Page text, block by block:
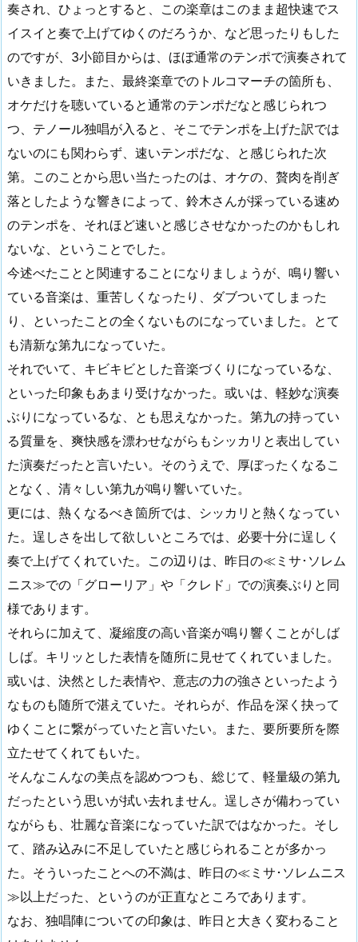
奏され、ひょっとすると、この楽章はこのまま超快速でス
イスイと奏で上げてゆくのだろうか、など思ったりもした
のですが、3小節目からは、ほぼ通常のテンポで演奏されて
いきました。また、最終楽章でのトルコマーチの箇所も、
オケだけを聴いていると通常のテンポだなと感じられつ
つ、テノール独唱が入ると、そこでテンポを上げた訳では
ないのにも関わらず、速いテンポだな、と感じられた次
第。このことから思い当たったのは、オケの、贅肉を削ぎ
落としたような響きによって、鈴木さんが採っている速め
のテンポを、それほど速いと感じさせなかったのかもしれ
ないな、ということでした。
今述べたことと関連することになりましょうが、鳴り響い
ている音楽は、重苦しくなったり、ダブついてしまった
り、といったことの全くないものになっていました。とて
も清新な第九になっていた。
それでいて、キビキビとした音楽づくりになっているな、
といった印象もあまり受けなかった。或いは、軽妙な演奏
ぶりになっているな、とも思えなかった。第九の持ってい
る質量を、爽快感を漂わせながらもシッカリと表出してい
た演奏だったと言いたい。そのうえで、厚ぼったくなるこ
となく、清々しい第九が鳴り響いていた。
更には、熱くなるべき箇所では、シッカリと熱くなってい
た。逞しさを出して欲しいところでは、必要十分に逞しく
奏で上げてくれていた。この辺りは、昨日の≪ミサ･ソレム
ニス≫での「グローリア」や「クレド」での演奏ぶりと同
様であります。
それらに加えて、凝縮度の高い音楽が鳴り響くことがしば
しば。キリッとした表情を随所に見せてくれていました。
或いは、決然とした表情や、意志の力の強さといったよう
なものも随所で湛えていた。それらが、作品を深く抉って
ゆくことに繋がっていたと言いたい。また、要所要所を際
立たせてくれてもいた。
そんなこんなの美点を認めつつも、総じて、軽量級の第九
だったという思いが拭い去れません。逞しさが備わってい
ながらも、壮麗な音楽になっていた訳ではなかった。そし
て、踏み込みに不足していたと感じられることが多かっ
た。そういったことへの不満は、昨日の≪ミサ･ソレムニス
≫以上だった、というのが正直なところであります。
なお、独唱陣についての印象は、昨日と大きく変わること